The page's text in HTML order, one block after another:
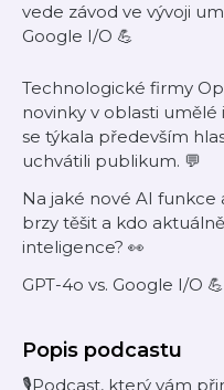
vede závod ve vývoji
Google I/O 💪
Technologické firmy
novinky v oblasti
se týkala především
uchvátili publikum. 💬
Na jaké nové AI funkce
brzy těšit a kdo
inteligence? 👀
GPT-4o vs. Google I/O 💪
Popis podcastu
🎙️Podcast, který vám